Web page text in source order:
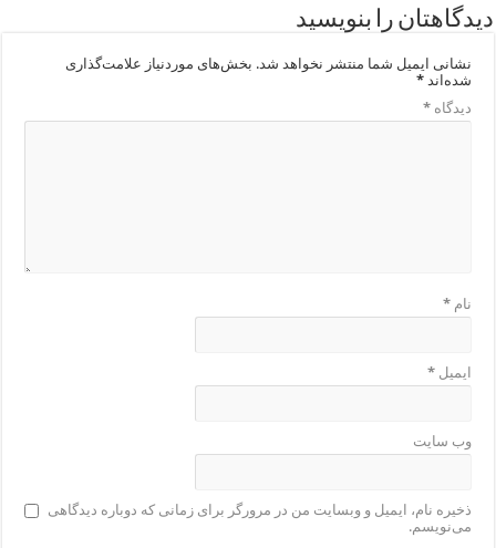
دیدگاهتان را بنویسید
نشانی ایمیل شما منتشر نخواهد شد. بخش‌های موردنیاز علامت‌گذاری
شده‌اند*
دیدگاه*
نام*
ایمیل*
وب‌ سایت
ذخیره نام، ایمیل و وبسایت من در مرورگر برای زمانی که دوباره دیدگاهی
می‌نویسم.